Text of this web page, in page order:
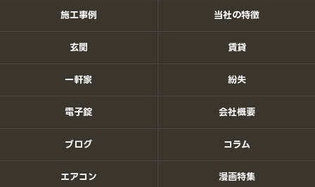
施工事例 当社の特徴
玄関 賃貸
一軒家 紛失
電子錠 会社概要
ブログ コラム
エアコン 漫画特集